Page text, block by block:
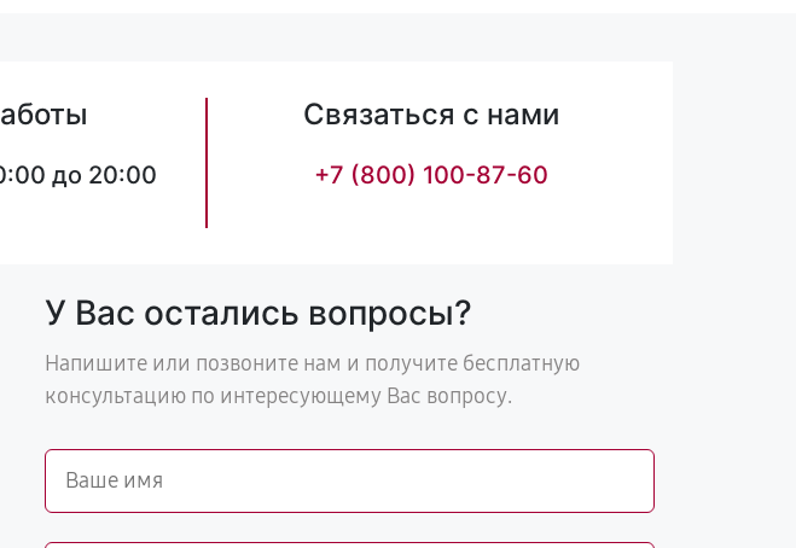
до 20:00
Связаться с нами
+7 (800) 100-87-60
У Вас остались вопросы?
Напишите или позвоните нам и получите бесплатную
консультацию по интересующему Вас вопросу.